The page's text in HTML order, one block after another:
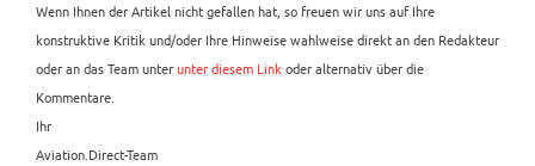
Wenn Ihnen der Artikel nicht gefallen hat, so freuen wir uns auf Ihre
konstruktive Kritik und/oder Ihre Hinweise wahlweise direkt an den Redakteur
oder an das Team unterunter diesem Linkoder alternativ über die
Kommentare.
Ihr
Aviation.Direct-Team